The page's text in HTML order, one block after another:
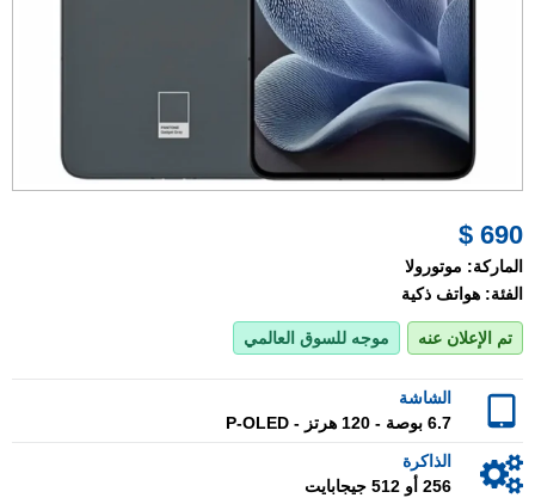
690 $
الماركة: موتورولا
الفئة: هواتف ذكية
تم الإعلان عنه موجه للسوق العالمي
الشاشة
6.7 بوصة - 120 هرتز - P-OLED
الذاكرة
256 أو 512 جيجابايت